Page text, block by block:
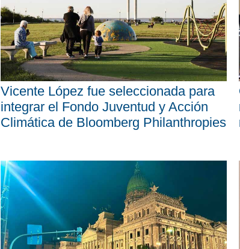
Vicente López fue seleccionada para
integrar el Fondo Juventud y Acción
Climática de Bloomberg Philanthropies